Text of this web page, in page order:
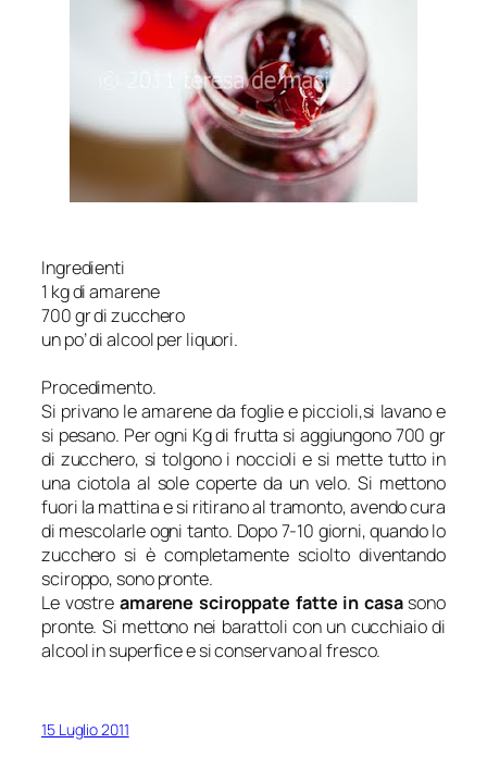
Ingredienti
1 kg di amarene
700 gr di zucchero
un po’ di alcool per liquori.
Procedimento.
Si privano le amarene da foglie e piccioli,si lavano e
si pesano. Per ogni Kg di frutta si aggiungono 700 gr
di zucchero, si tolgono i noccioli e si mette tutto in
una ciotola al sole coperte da un velo. Si mettono
fuori la mattina e si ritirano al tramonto, avendo cura
di mescolarle ogni tanto. Dopo 7-10 giorni, quando lo
zucchero si è completamente sciolto diventando
sciroppo, sono pronte.
Le vostre amarene sciroppate fatte in casasono
pronte. Si mettono nei barattoli con un cucchiaio di
alcool in superfice e si conservano al fresco.
15 Luglio 2011